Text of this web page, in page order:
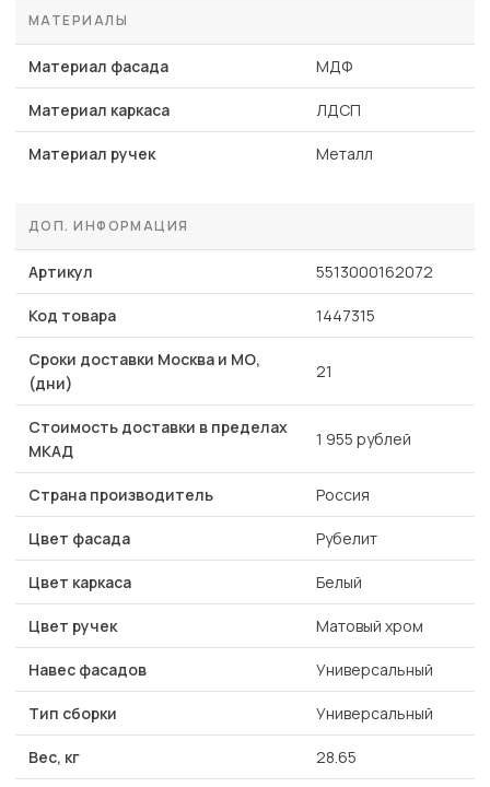
МАТЕРИАЛЫ
Материал фасада МДФ
Материал каркаса ЛДСП
Материал ручек Металл
ДОП. ИНФОРМАЦИЯ
Артикул 5513000162072
Код товара 1447315
Сроки доставки Москва и МО,
(дни)
21
Стоимость доставки в пределах
МКАД
1 955 рублей
Страна производитель Россия
Цвет фасада Рубелит
Цвет каркаса Белый
Цвет ручек Матовый хром
Навес фасадов Универсальный
Тип сборки Универсальный
Вес, кг 28.65